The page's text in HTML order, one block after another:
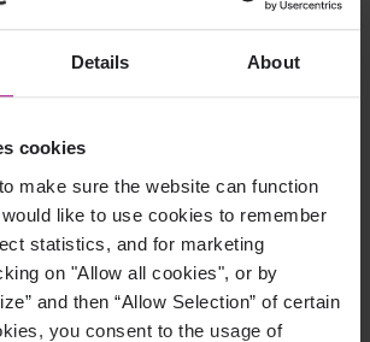
Details About
cookies
make sure the website can function
like to use cookies to remember
statistics, and for marketing
on "Allow all cookies", or by
and then “Allow Selection” of certain
you consent to the usage of
attraktiv und einfach zu nutzen?
Social Media haben einen enormen Einfluss
von Studierenden. Hochschulen
ihr Studienangebot zu bewerben und mit
kommunizieren. Für potenzielle
von entscheidender Bedeutung, wie Ihre
Fragen oder Kommentare reagiert.
Gelegenheit!